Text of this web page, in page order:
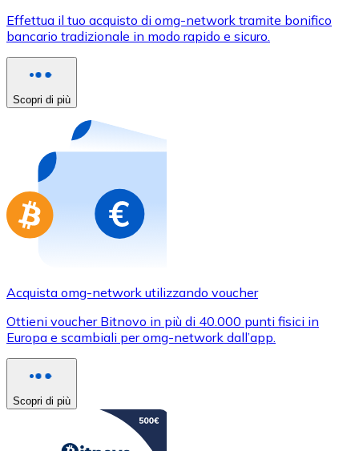
Usa le carte Visa e Mastercard per acquistare
Acquista con carta
Negozio - Carte regalo
Nuovo
Acquista gift card dei tuoi marchi preferiti con
Vai al negozio di carte regalo
Effettua il tuo acquisto di omg-network tramite bonifico
bancario tradizionale in modo rapido e sicuro.
Scopri di più
Acquista omg-network utilizzando voucher
Ottieni voucher Bitnovo in più di 40.000 punti fisici in
Europa e scambiali per omg-network dall’app.
Scopri di più